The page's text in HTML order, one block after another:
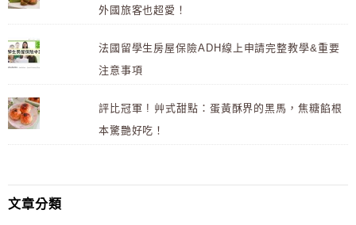
外國旅客也超愛！
法國留學生房屋保險ADH線上申請完整教學&重要
注意事項
評比冠軍 ! 艸式甜點：蛋黃酥界的黑馬，焦糖餡根
本驚艷好吃！
文章分類